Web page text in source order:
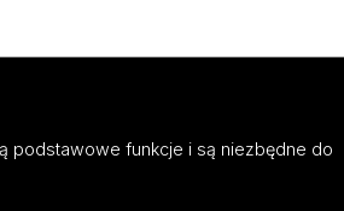
podstawowe funkcje i są niezbędne do